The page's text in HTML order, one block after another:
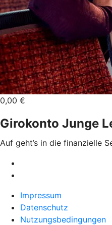
0,00 €
Girokonto Junge
Auf geht’s in die finanzielle
Impressum
Datenschutz
Nutzungsbedingungen